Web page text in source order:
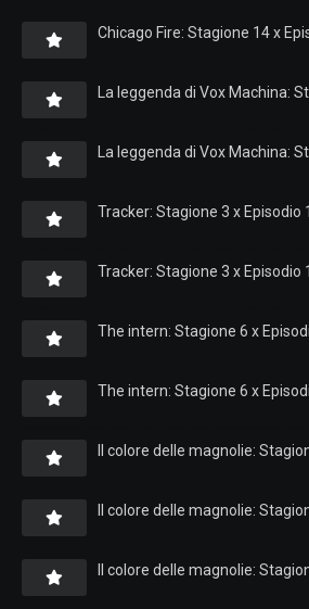
Chicago Fire: Stagione 14 x
La leggenda di Vox Machina:
La leggenda di Vox Machina:
Tracker: Stagione 3 x Episodio
Tracker: Stagione 3 x Episodio
The intern: Stagione 6 x
The intern: Stagione 6 x
Il colore delle magnolie:
Il colore delle magnolie:
Il colore delle magnolie: